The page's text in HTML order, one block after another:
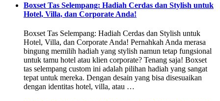
Boxset Tas Selempang: Hadiah Cerdas dan Stylish untuk
Hotel, Villa, dan Corporate Anda!
Boxset Tas Selempang: Hadiah Cerdas dan Stylish untuk
Hotel, Villa, dan Corporate Anda! Pernahkah Anda merasa
bingung memilih hadiah yang stylish namun tetap fungsional
untuk tamu hotel atau klien corporate? Tenang saja! Boxset
tas selempang custom ini adalah pilihan hadiah yang sangat
tepat untuk mereka. Dengan desain yang bisa disesuaikan
dengan identitas hotel, villa, atau …